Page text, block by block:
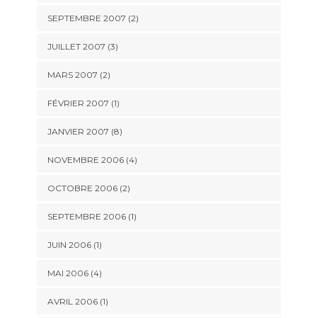
SEPTEMBRE 2007 (2)
JUILLET 2007 (3)
MARS 2007 (2)
FÉVRIER 2007 (1)
JANVIER 2007 (8)
NOVEMBRE 2006 (4)
OCTOBRE 2006 (2)
SEPTEMBRE 2006 (1)
JUIN 2006 (1)
MAI 2006 (4)
AVRIL 2006 (1)